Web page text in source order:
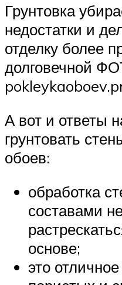
Грунтовка
недостатки и
отделку более
долговечной
А вот и ответы
грунтовать
обоев:
обработка
составами
основе;
это